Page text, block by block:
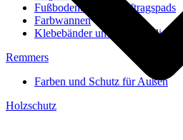
Fußbodenbürsten/Auftragspads
Farbwannen
Klebebänder und Abdeckvlies
Remmers
Farben und Schutz für Außen
Holzschutz